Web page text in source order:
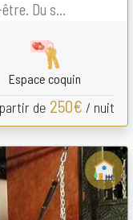
Du s...
Espace coquin
de 250€ / nuit